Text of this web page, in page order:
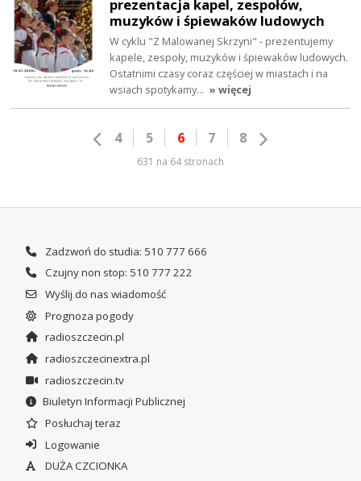
prezentacja kapel, zespołów,
muzyków i śpiewaków ludowych
W cyklu "Z Malowanej Skrzyni" - prezentujemy
kapele, zespoły, muzyków i śpiewaków ludowych.
Ostatnimi czasy coraz częściej w miastach i na
wsiach spotykamy… » więcej
4 5 6 7 8
631 na 64 stronach
Zadzwoń do studia: 510 777 666
Czujny non stop: 510 777 222
Wyślij do nas wiadomość
Prognoza pogody
radioszczecin.pl
radioszczecinextra.pl
radioszczecin.tv
Biuletyn Informacji Publicznej
Posłuchaj teraz
Logowanie
DUŻA CZCIONKA